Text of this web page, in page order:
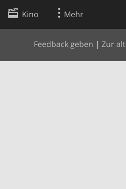
Kino Mehr
Feedback geben | Zur
Websuche